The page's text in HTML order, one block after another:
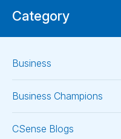
Category
Business
Business Champions
CSense Blogs